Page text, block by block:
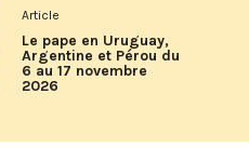
Article
Le pape en Uruguay,
Argentine et Pérou du
6 au 17 novembre
2026